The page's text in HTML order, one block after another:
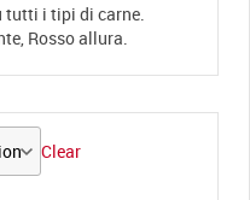
i tipi di carne.
Rosso allura.
Clear